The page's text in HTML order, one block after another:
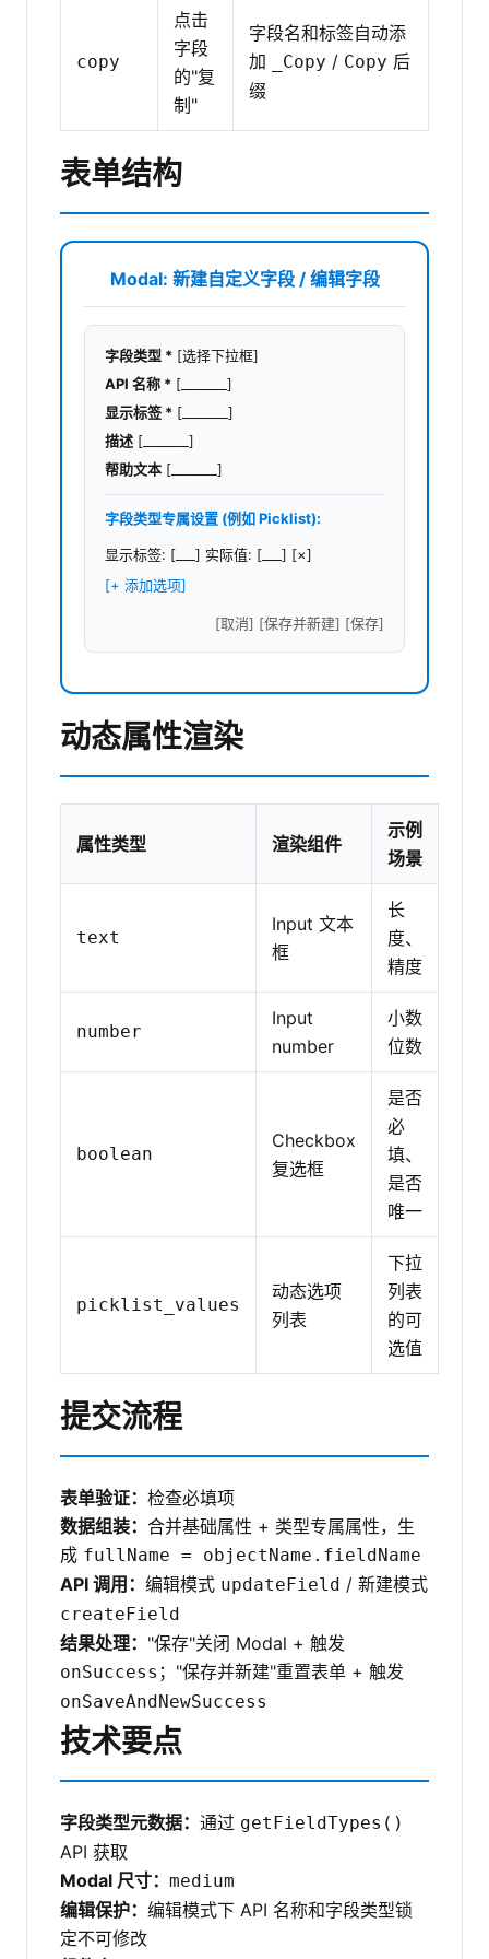
copy
点击
字段
的"复
制"
字段名和标签自动添
加
_Copy / Copy 后
缀
表单结构
Modal: 新建自定义字段 / 编辑字段
字段类型 * [选择下拉框]
API 名称 * [_______]
显示标签 * [_______]
描述 [_______]
帮助文本 [_______]
字段类型专属设置 (例如 Picklist):
显示标签: [___] 实际值: [___] [×]
[+ 添加选项]
[取消] [保存并新建] [保存]
动态属性渲染
属性类型 渲染组件
示例
场景
text
Input 文本
框
长
度、
精度
number
Input
number
小数
位数
boolean
Checkbox
复选框
是否
必
填、
是否
唯一
picklist_values
动态选项
列表
下拉
列表
的可
选值
提交流程
表单验证： 检查必填项
数据组装： 合并基础属性 + 类型专属属性，生
成 fullName = objectName.fieldName
API 调用： 编辑模式 updateField / 新建模式
createField
结果处理： "保存"关闭 Modal + 触发
onSuccess ；"保存并新建"重置表单 + 触发
onSaveAndNewSuccess
技术要点
字段类型元数据： 通过 getFieldTypes()
API 获取
Modal 尺寸： medium
编辑保护： 编辑模式下 API 名称和字段类型锁
定不可修改